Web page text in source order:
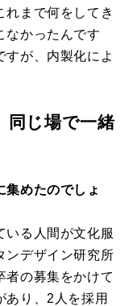
れまで何をしてき
なかったんです
すが、内製化によ
同じ場で一緒
めたのでしょ
いる人間が文化服
ンデザイン研究所
者の募集をかけて
あり、2人を採用